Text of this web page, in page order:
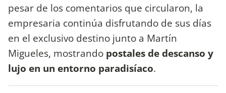
pesar de los comentarios que circularon, la
empresaria continúa disfrutando de sus días
en el exclusivo destino junto a Martín
Migueles, mostrando postales de descanso y
lujo en un entorno paradisíaco.